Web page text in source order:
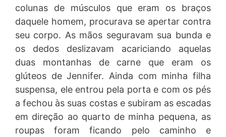
colunas de músculos que eram os braços
daquele homem, procurava se apertar contra
seu corpo. As mãos seguravam sua bunda e
os dedos deslizavam acariciando aquelas
duas montanhas de carne que eram os
glúteos de Jennifer. Ainda com minha filha
suspensa, ele entrou pela porta e com os pés
a fechou às suas costas e subiram as escadas
em direção ao quarto de minha pequena, as
roupas foram ficando pelo caminho e